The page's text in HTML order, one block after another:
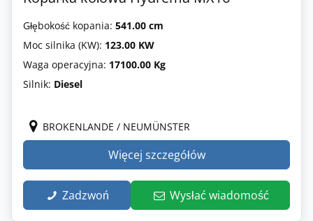
Głębokość kopania: 541.00 cm
Moc silnika (KW): 123.00 KW
Waga operacyjna: 17100.00 Kg
Silnik: Diesel
BROKENLANDE / NEUMÜNSTER
Więcej szczegółów
Zadzwoń Wysłać wiadomość